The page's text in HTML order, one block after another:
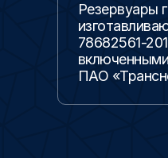
Резервуары
78682561-
ПАО